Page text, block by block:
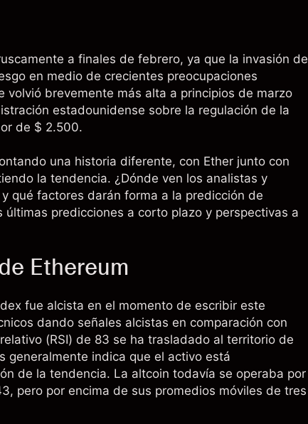
a finales de febrero, ya que la invasión de
en medio de crecientes preocupaciones
volvió brevemente más alta a principios de marzo
estadounidense sobre la regulación de la
de $ 2.500.
una historia diferente, con Ether junto con
la tendencia. ¿Dónde ven los analistas y
qué factores darán forma a la predicción de
predicciones a corto plazo y perspectivas a
Ethereum
fue alcista en el momento de escribir este
dando señales alcistas en comparación con
(RSI) de 83 se ha trasladado al territorio de
generalmente indica que el activo está
de la tendencia. La altcoin todavía se operaba por
pero por encima de sus promedios móviles de tres